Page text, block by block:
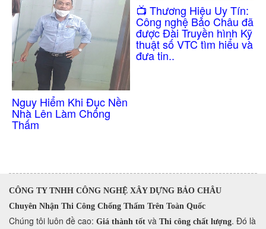
​📺 Thương Hiệu Uy Tín:
Công nghệ Bảo Châu đã
được Đài Truyền hình Kỹ
thuật số VTC tìm hiểu và
đưa tin..
Công Nghệ Chống
Thấm Nhà Vệ Sinh
Không Cần Đục Gạch
CÔNG TY TNHH CÔNG NGHỆ XÂY DỰNG BẢO CHÂU
Chuyên Nhận Thi Công Chống Thấm Trên Toàn Quốc
​Chúng tôi luôn đề cao: Giá thành tốt và Thi công chất lượng. Đó là